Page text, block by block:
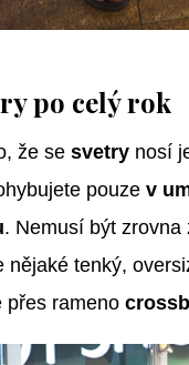
po celý rok
že se svetry nosí
pouze v
. Nemusí být zrovna
nějaké tenký,
přes rameno